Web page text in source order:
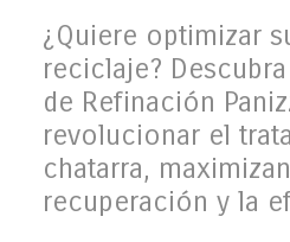
¿Quiere optimizar
reciclaje?
de Refinación
revolucionar el
chatarra,
recuperación y la